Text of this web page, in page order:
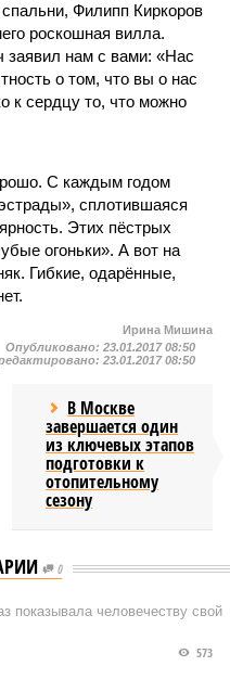
Филипп Киркоров
роскошная вилла.
нам с вами: «Нас
о том, что вы о нас
к сердцу то, что можно
С каждым годом
сплотившаяся
Этих пёстрых
огоньки». А вот на
Гибкие, одарённые,
Ирина Мишина
Опубликовано: 23.01.2017 08:50
23.01.2017 08:50
В Москве
завершается один
из ключевых этапов
подготовки к
отопительному
сезону
0
показывала человечеству свой
573